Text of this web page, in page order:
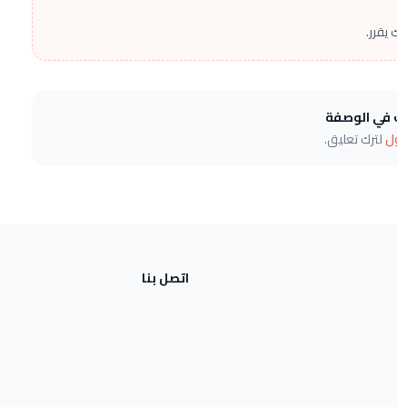
في الوصفة
لترك تعليق.
اتصل بنا